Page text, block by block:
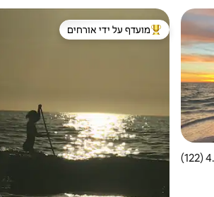
4.95 מתוך 5, 122 ביקורות
מוביל בקרב נכסים מועדפים על ידי אורחים
מועדף על ידי אורחים